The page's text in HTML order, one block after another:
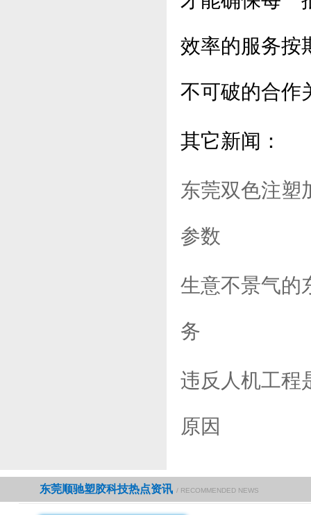
效率的服务按
不可破的合作
其它新闻：
东莞双色注塑
参数
生意不景气的
务
违反人机工程
原因
东莞顺驰塑胶科技热点资讯 / RECOMMENDED NEWS